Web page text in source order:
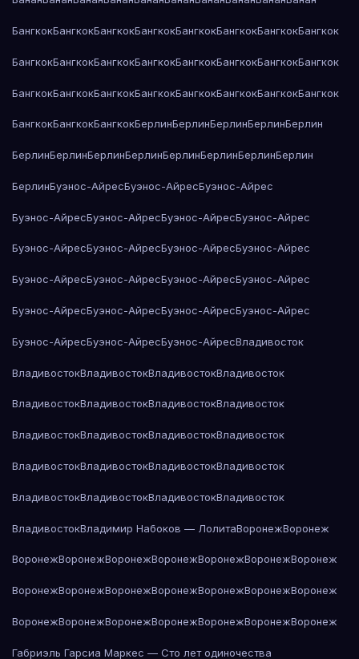
БангкокБангкокБангкокБангкокБангкокБангкокБангкокБангкок
БангкокБангкокБангкокБангкокБангкокБангкокБангкокБангкок
БангкокБангкокБангкокБангкокБангкокБангкокБангкокБангкок
БангкокБангкокБангкокБерлинБерлинБерлинБерлинБерлин
БерлинБерлинБерлинБерлинБерлинБерлинБерлинБерлин
БерлинБуэнос-АйресБуэнос-АйресБуэнос-Айрес
Буэнос-АйресБуэнос-АйресБуэнос-АйресБуэнос-Айрес
Буэнос-АйресБуэнос-АйресБуэнос-АйресБуэнос-Айрес
Буэнос-АйресБуэнос-АйресБуэнос-АйресБуэнос-Айрес
Буэнос-АйресБуэнос-АйресБуэнос-АйресБуэнос-Айрес
Буэнос-АйресБуэнос-АйресБуэнос-АйресВладивосток
ВладивостокВладивостокВладивостокВладивосток
ВладивостокВладивостокВладивостокВладивосток
ВладивостокВладивостокВладивостокВладивосток
ВладивостокВладивостокВладивостокВладивосток
ВладивостокВладивостокВладивостокВладивосток
ВладивостокВладимир Набоков — ЛолитаВоронежВоронеж
ВоронежВоронежВоронежВоронежВоронежВоронежВоронеж
ВоронежВоронежВоронежВоронежВоронежВоронежВоронеж
ВоронежВоронежВоронежВоронежВоронежВоронежВоронеж
Габриэль Гарсиа Маркес — Сто лет одиночества